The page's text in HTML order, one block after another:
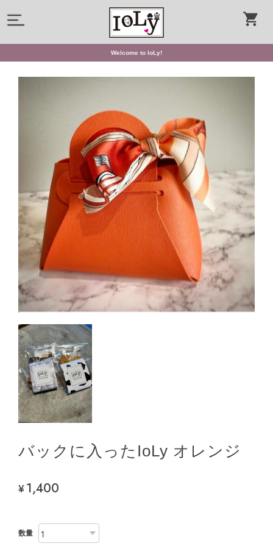
Welcome to IoLy!
バックに入ったIoLy オレンジ
¥1,400
数量